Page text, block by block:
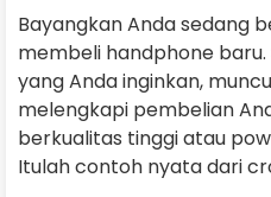
Bayangkan Anda sedang
membeli handphone
yang Anda inginkan,
melengkapi pembelian
berkualitas tinggi atau
Itulah contoh nyata dari